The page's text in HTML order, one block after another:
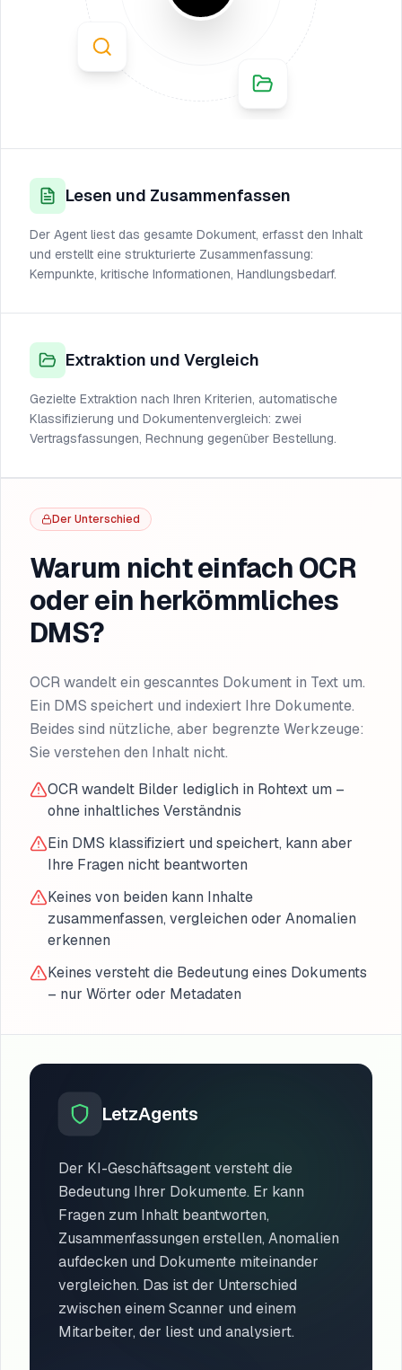
Lesen und Zusammenfassen
Der Agent liest das gesamte Dokument, erfasst den Inhalt
und erstellt eine strukturierte Zusammenfassung:
Kernpunkte, kritische Informationen, Handlungsbedarf.
Extraktion und Vergleich
Gezielte Extraktion nach Ihren Kriterien, automatische
Klassifizierung und Dokumentenvergleich: zwei
Vertragsfassungen, Rechnung gegenüber Bestellung.
Der Unterschied
Warum nicht einfach OCR
oder ein herkömmliches
DMS?
OCR wandelt ein gescanntes Dokument in Text um.
Ein DMS speichert und indexiert Ihre Dokumente.
Beides sind nützliche, aber begrenzte Werkzeuge:
Sie verstehen den Inhalt nicht.
OCR wandelt Bilder lediglich in Rohtext um –
ohne inhaltliches Verständnis
Ein DMS klassifiziert und speichert, kann aber
Ihre Fragen nicht beantworten
Keines von beiden kann Inhalte
zusammenfassen, vergleichen oder Anomalien
erkennen
Keines versteht die Bedeutung eines Dokuments
– nur Wörter oder Metadaten
LetzAgents
Der KI-Geschäftsagent versteht die
Bedeutung Ihrer Dokumente. Er kann
Fragen zum Inhalt beantworten,
Zusammenfassungen erstellen, Anomalien
aufdecken und Dokumente miteinander
vergleichen. Das ist der Unterschied
zwischen einem Scanner und einem
Mitarbeiter, der liest und analysiert.